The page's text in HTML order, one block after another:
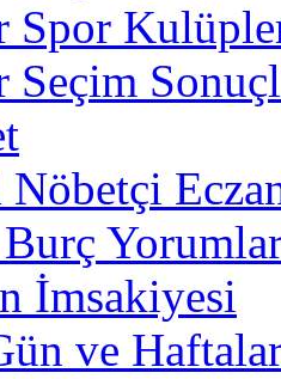
Spor
Seçim
İmsakiyesi
ve